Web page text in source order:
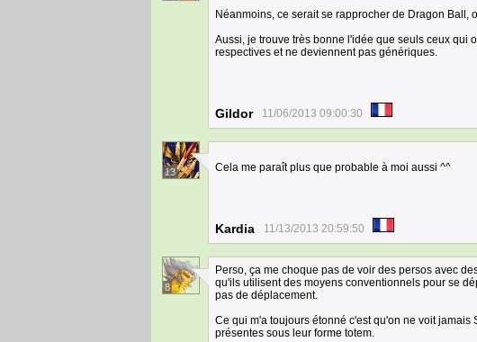
Néanmoins, ce serait se rapprocher de Dragon Ball,
Aussi, je trouve très bonne l'idée que seuls ceux qui
respectives et ne deviennent pas génériques.
Gildor 11/06/2013 09:00:30
13 Cela me paraît plus que probable à moi aussi ^^
Kardia 11/13/2013 20:59:50
8
Perso, ça me choque pas de voir des persos avec
qu'ils utilisent des moyens conventionnels pour se
pas de déplacement.
Ce qui m'a toujours étonné c'est qu'on ne voit
présentes sous leur forme totem.